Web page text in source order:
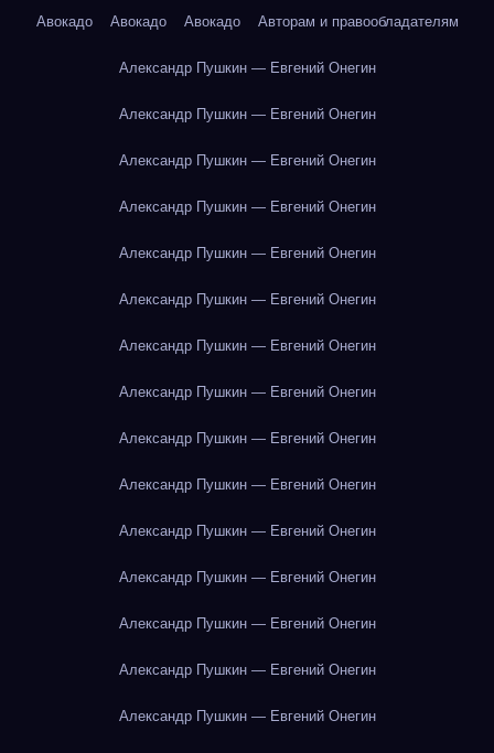
Авокадо Авокадо Авокадо Авторам и правообладателям
Александр Пушкин — Евгений Онегин
Александр Пушкин — Евгений Онегин
Александр Пушкин — Евгений Онегин
Александр Пушкин — Евгений Онегин
Александр Пушкин — Евгений Онегин
Александр Пушкин — Евгений Онегин
Александр Пушкин — Евгений Онегин
Александр Пушкин — Евгений Онегин
Александр Пушкин — Евгений Онегин
Александр Пушкин — Евгений Онегин
Александр Пушкин — Евгений Онегин
Александр Пушкин — Евгений Онегин
Александр Пушкин — Евгений Онегин
Александр Пушкин — Евгений Онегин
Александр Пушкин — Евгений Онегин